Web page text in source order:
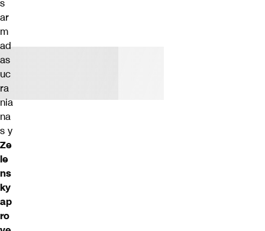
s
ar
m
ad
as
uc
ra
nia
na
s y
Ze
le
ns
ky
ap
ro